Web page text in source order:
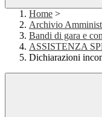
Home >
Archivio
Bandi di gara e
ASSISTENZA
Dichiarazioni